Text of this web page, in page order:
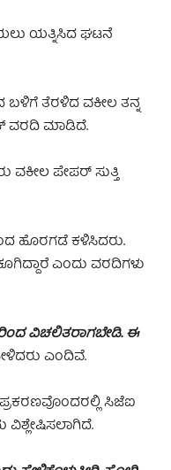
ಯತ್ನಿಸಿದ ಘಟನೆ
ತೆರಳಿದ ವಕೀಲ ತನ್ನ
ವರದಿ ಮಾಡಿದೆ.
ವಕೀಲ ಪೇಪರ್ ಸುತ್ತಿ
ಹೊರಗಡೆ ಕಳಿಸಿದರು.
ಎಂದು ವರದಿಗಳು
ವಿಚಲಿತರಾಗಬೇಡಿ. ಈ
ಎಂದಿವೆ.
ಪ್ರಕರಣವೊಂದರಲ್ಲಿ ಸಿಜೆಐ